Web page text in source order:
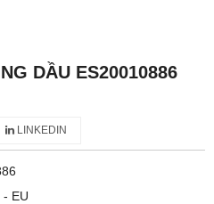
DẦU ES20010886
LINKEDIN
- EU